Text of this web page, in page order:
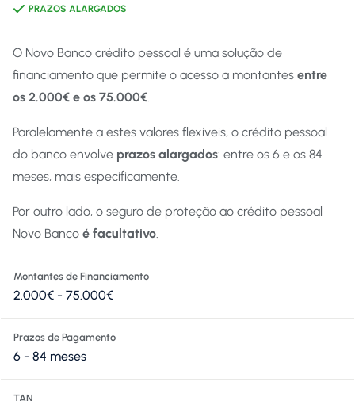
PRAZOS ALARGADOS
O Novo Banco crédito pessoal é uma solução de
financiamento que permite o acesso a montantes entre
os 2.000€ e os 75.000€.
Paralelamente a estes valores flexíveis, o crédito pessoal
do banco envolve prazos alargados: entre os 6 e os 84
meses, mais especificamente.
Por outro lado, o seguro de proteção ao crédito pessoal
Novo Banco é facultativo.
Montantes de Financiamento
2.000€ - 75.000€
Prazos de Pagamento
6 - 84 meses
TAN